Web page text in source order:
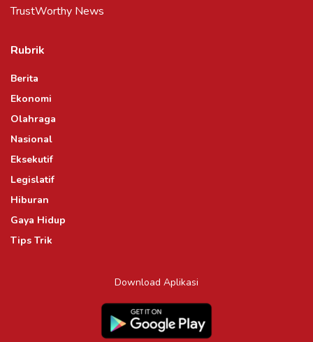
TrustWorthy News
Rubrik
Berita
Ekonomi
Olahraga
Nasional
Eksekutif
Legislatif
Hiburan
Gaya Hidup
Tips Trik
Download Aplikasi